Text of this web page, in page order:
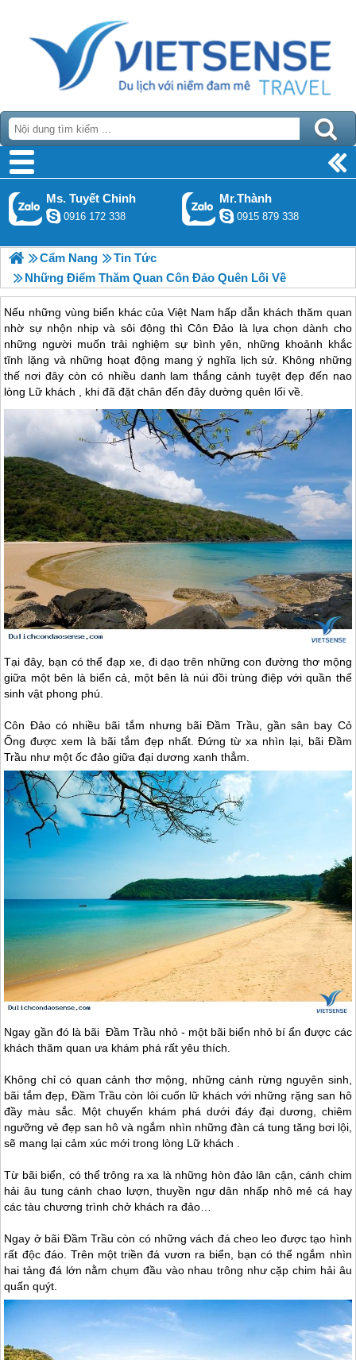
Ms. Tuyết Chinh
0916 172 338
Mr.Thành
0915 879 338
Cẩm Nang
Tin Tức
Những Điểm Thăm Quan Côn Đảo Quên Lối Về
Nếu những vùng biển khác của Việt Nam hấp dẫn khách thăm quan
nhờ sự nhộn nhịp và sôi động thì Côn Đảo là lựa chọn dành cho
những người muốn trải nghiệm sự bình yên, những khoảnh khắc
tĩnh lặng và những hoạt động mang ý nghĩa lịch sử. Không những
thế nơi đây còn có nhiều danh lam thắng cảnh tuyệt đẹp đến nao
lòng Lữ khách , khi đã đặt chân đến đây dường quên lối về.
Tại đây, bạn có thể đạp xe, đi dạo trên những con đường thơ mộng
giữa một bên là biển cả, một bên là núi đồi trùng điệp với quần thể
sinh vật phong phú.
Côn Đảocó nhiều bãi tắm nhưng bãi Đầm Trầu, gần sân bay Cỏ
Ống được xem là bãi tắm đẹp nhất. Đứng từ xa nhìn lại, bãi Đầm
Trầu như một ốc đảo giữa đại dương xanh thẳm.
Ngay gần đó là bãi Đầm Trầu nhỏ - một bãi biển nhỏ bí ẩn được các
khách thăm quan ưa khám phá rất yêu thích.
Không chỉ có quan cảnh thơ mộng, những cánh rừng nguyên sinh,
bãi tắm đẹp, Đầm Trầu còn lôi cuốn lữ khách với những rặng san hô
đầy màu sắc. Một chuyến khám phá dưới đáy đại dương, chiêm
ngưỡng vẻ đẹp san hô và ngắm nhìn những đàn cá tung tăng bơi lội,
sẽ mang lại cảm xúc mới trong lòng Lữ khách .
Từ bãi biển, có thể trông ra xa là những hòn đảo lân cận, cánh chim
hải âu tung cánh chao lượn, thuyền ngư dân nhấp nhô mẻ cá hay
các tàu chương trình chở khách ra đảo…
Ngay ở bãi Đầm Trầu còn có những vách đá cheo leo được tạo hình
rất độc đáo. Trên một triền đá vươn ra biển, bạn có thể ngắm nhìn
hai tảng đá lớn nằm chụm đầu vào nhau trông như cặp chim hải âu
quấn quýt.